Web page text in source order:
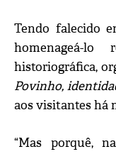
Tendo falecido
homenageá-
historiográfica,
Povinho,
aos visitantes há
“Mas porquê,